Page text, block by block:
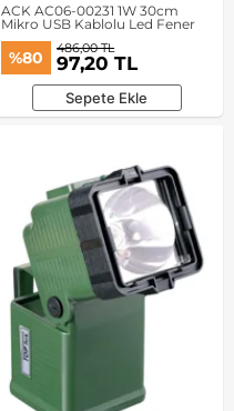
ACK AC06-00231 1W 30cm
Mikro USB Kablolu Led Fener
%80 486,00 TL
97,20 TL
Sepete Ekle